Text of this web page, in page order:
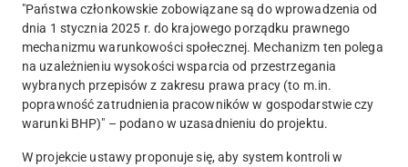
"Państwa członkowskie zobowiązane są do wprowadzenia od
dnia 1 stycznia 2025 r. do krajowego porządku prawnego
mechanizmu warunkowości społecznej. Mechanizm ten polega
na uzależnieniu wysokości wsparcia od przestrzegania
wybranych przepisów z zakresu prawa pracy (to m.in.
poprawność zatrudnienia pracowników w gospodarstwie czy
warunki BHP)" – podano w uzasadnieniu do projektu.
W projekcie ustawy proponuje się, aby system kontroli w